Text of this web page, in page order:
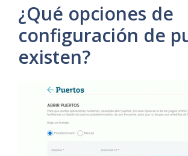
¿Qué opciones de
configuración de
existen?